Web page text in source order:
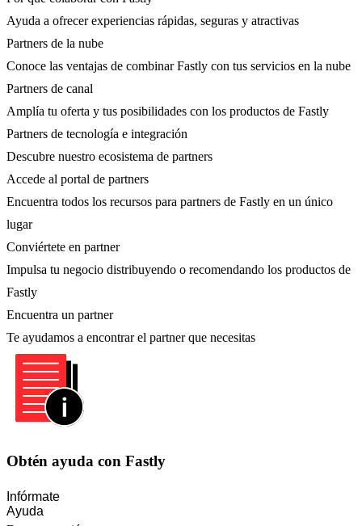
Ayuda a ofrecer experiencias rápidas, seguras y atractivas
Partners de la nube
Conoce las ventajas de combinar Fastly con tus servicios en la nube
Partners de canal
Amplía tu oferta y tus posibilidades con los productos de Fastly
Partners de tecnología e integración
Descubre nuestro ecosistema de partners
Accede al portal de partners
Encuentra todos los recursos para partners de Fastly en un único
lugar
Conviértete en partner
Impulsa tu negocio distribuyendo o recomendando los productos de
Fastly
Encuentra un partner
Te ayudamos a encontrar el partner que necesitas
Obtén ayuda con Fastly
Infórmate
Ayuda